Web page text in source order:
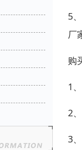
5
厂
购
1
2
3